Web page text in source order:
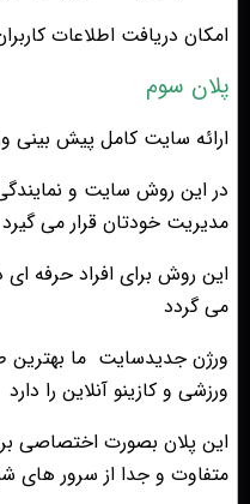
امکان دریافت اطلاعات
پلان سوم
ارائه سایت کامل پیش بینی
در این روش سایت و
مدیریت خودتان قرار می گیرد
این روش برای افراد حرفه ای
می گردد
ورژن جدیدسایت ما
ورزشی و کازینو آنلاین را دارد
این پلان بصورت اختصاصی
متفاوت و جدا از سرور های